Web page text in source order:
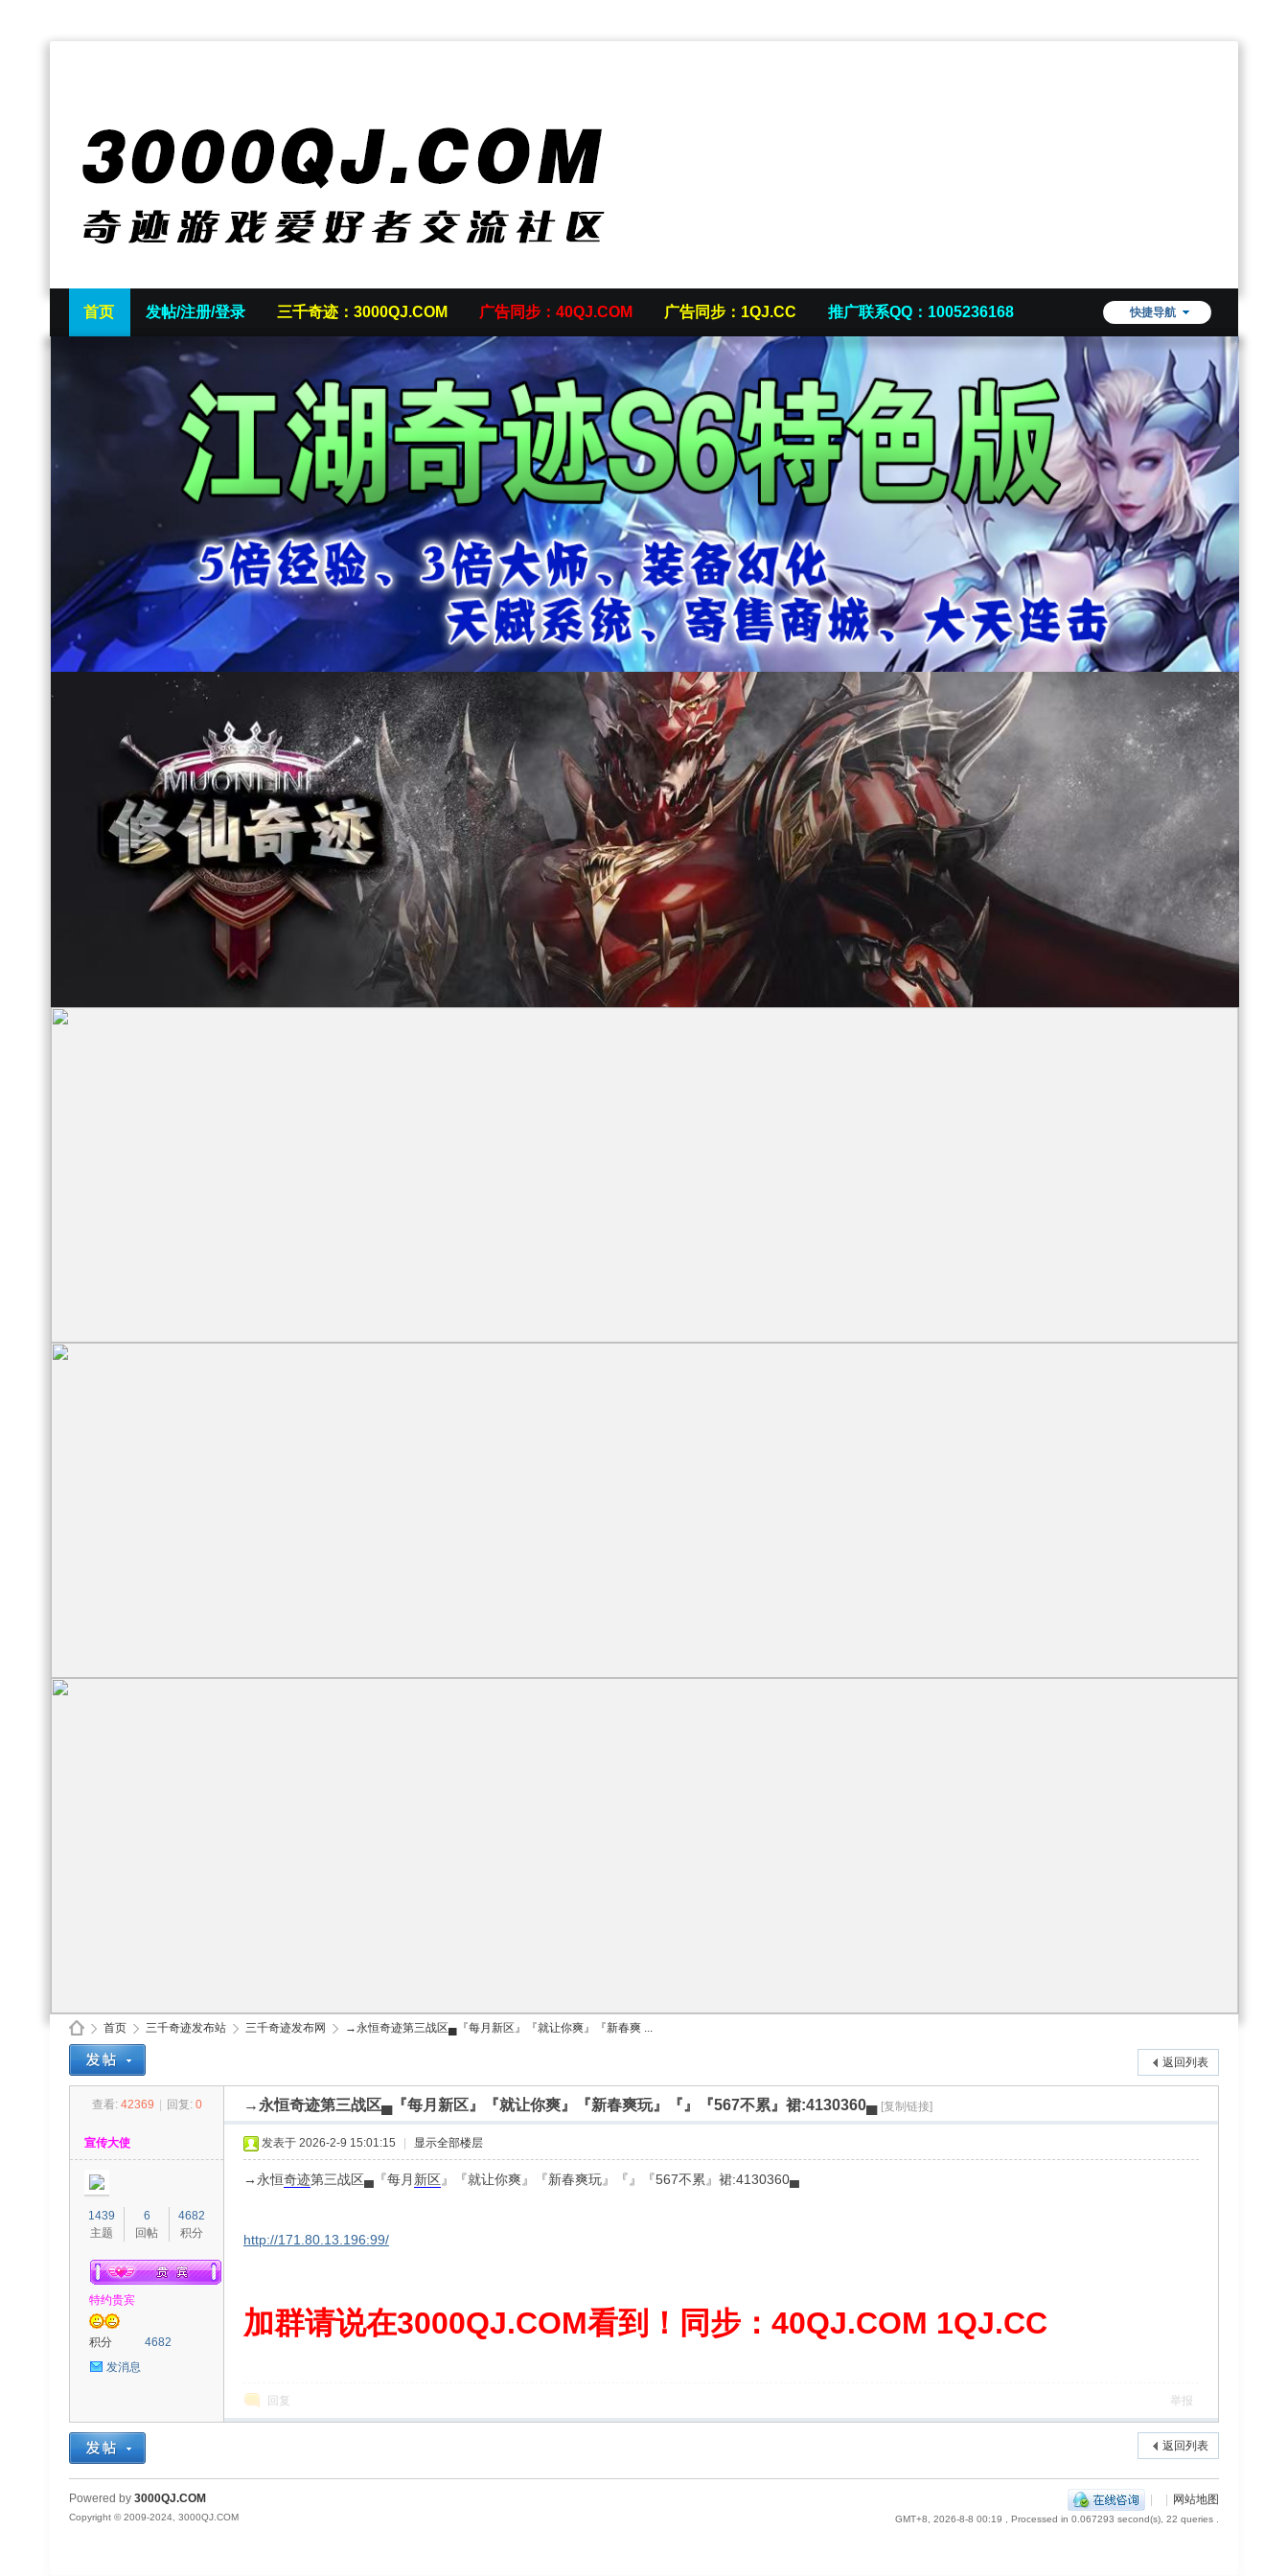
快捷导航
首页 发帖/注册/登录 三千奇迹：3000QJ.COM 广告同步：40QJ.COM 广告同步：1QJ.CC 推广联系QQ：1005236168
QJ
首页
›
三千奇迹发布站 三千奇迹发布网
›
→永恒奇迹第三战区▄『每月新区』『就让你爽』『新春爽 ...
返回列表
查看: 42369 回复: 0 →永恒奇迹第三战区▄『每月新区』『就让你爽』『新春爽玩』『』『567不累』裙:4130360▄ [复制链接]
宣传大使
1439
主题
6
回帖
4682
积分
特约贵宾
积分
4682
发消息
发表于 2026-2-9 15:01:15 显示全部楼层
→永恒奇迹第三战区▄『每月 新区』『就让你爽』『新春爽玩』『』『567不累』裙:4130360▄
http://171.80.13.196:99/
加群请说在3000QJ.COM看到！同步：40QJ.COM 1QJ.CC
回复 举报
返回列表
| | 网站地图
GMT+8, 2026-8-8 00:19 , Processed in 0.067293 second(s), 22 queries .
Powered by 3000QJ.COM
Copyright © 2009-2024, 3000QJ.COM